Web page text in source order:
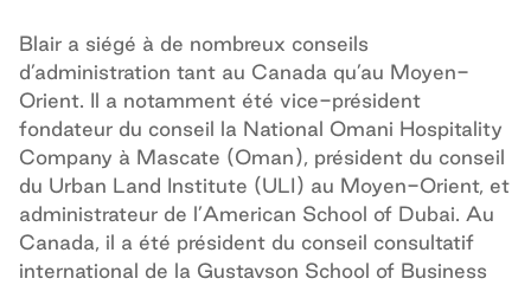
Blair a siégé à de nombreux conseils
d’administration tant au Canada qu’au Moyen-
Orient. Il a notamment été vice-président
fondateur du conseil la National Omani Hospitality
Company à Mascate (Oman), président du conseil
du Urban Land Institute (ULI) au Moyen-Orient, et
administrateur de l’American School of Dubai. Au
Canada, il a été président du conseil consultatif
international de la Gustavson School of Business